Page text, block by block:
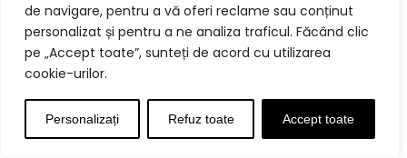
de navigare, pentru a vă oferi reclame sau conținut
personalizat și pentru a ne analiza traficul. Făcând clic
pe „Accept toate”, sunteți de acord cu utilizarea
cookie-urilor.
Personalizați Refuz toate Accept toate
https://pmc.ncbi.nlm.nih.gov/articles/PMC8497
017/
https://www.frontiersin.org/journals/psychiatry
/articles/10.3389/fpsyt.2025.1515032/full
https://www.kidshealth.org.nz/nightmares-
night-terrors